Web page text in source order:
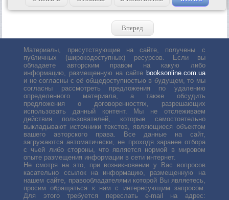
Вперед
Материалы, присутствующие на сайте, получены с
публичных (широкодоступных) ресурсов. Если вы
обладаете авторским правом на какую либо
информацию, размещенную на сайте booksonline.com.ua
и не согласны с её общедоступностью в будущем, то мы
согласны рассмотреть предложения по удалению
определенного материала, а также обсудить
предложения о договоренностях, разрешающих
использовать данный контент. Мы не отслеживаем
действия пользователей, которые самостоятельно
выкладывают источники текстов, являющиеся объектом
вашего авторского права. Все данные на сайт,
загружаются автоматически, не проходя заранее отбора
с чьей либо стороны, что является нормой в мировом
опыте размещения информации в сети интернет.
Не смотря на это, при возникновении у Вас вопросов
касательно ссылок на информацию, размещенную на
нашем сайте, правообладателями которой Вы являетесь,
просим обращаться к нам с интересующим запросом.
Для этого требуется переслать е-mail на адрес: